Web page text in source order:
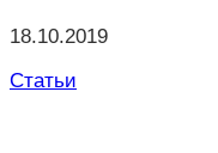
18.10.2019
Статьи